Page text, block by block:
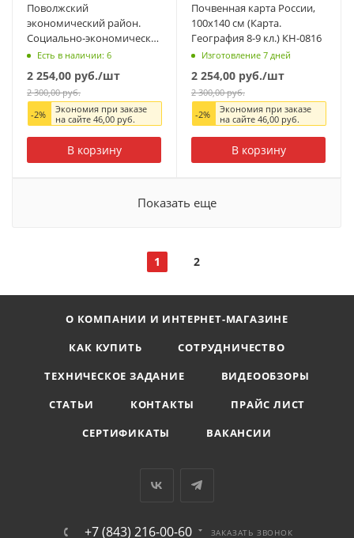
Поволжский
экономический район.
Социально-экономическая
карта, 100x140 см (Карта.
География 8-9 кл.)
Есть в наличии: 6
2 254,00 руб./шт
2 300,00руб.
-2%
Экономия при заказе
на сайте 46,00руб.
В корзину
Почвенная карта России,
100x140 см (Карта.
География 8-9 кл.) КН-0816
Изготовление 7 дней
2 254,00 руб./шт
2 300,00руб.
-2%
Экономия при заказе
на сайте 46,00руб.
В корзину
Показать еще
1 2
О КОМПАНИИ И ИНТЕРНЕТ-МАГАЗИНЕ
КАК КУПИТЬ
СОТРУДНИЧЕСТВО
ТЕХНИЧЕСКОЕ ЗАДАНИЕ
ВИДЕООБЗОРЫ
СТАТЬИ
КОНТАКТЫ
ПРАЙС ЛИСТ
СЕРТИФИКАТЫ
ВАКАНСИИ
+7 (843) 216-00-60 ЗАКАЗАТЬ ЗВОНОК